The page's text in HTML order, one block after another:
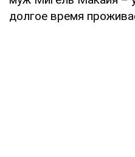
долгое время